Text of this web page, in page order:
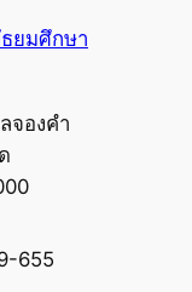
ยมศึกษา
จองคำ
655